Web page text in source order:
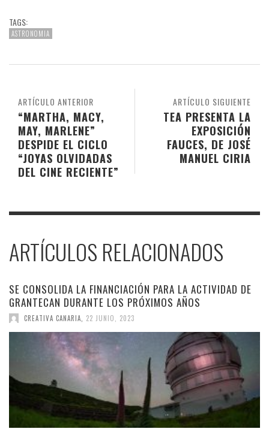
TAGS:
ASTRONOMIA
ARTÍCULO SIGUIENTE
TEA PRESENTA LA
EXPOSICIÓN
FAUCES, DE JOSÉ
MANUEL CIRIA
ARTÍCULO ANTERIOR
“MARTHA, MACY,
MAY, MARLENE”
DESPIDE EL CICLO
“JOYAS OLVIDADAS
DEL CINE RECIENTE”
ARTÍCULOS RELACIONADOS
SE CONSOLIDA LA FINANCIACIÓN PARA LA ACTIVIDAD DE
GRANTECAN DURANTE LOS PRÓXIMOS AÑOS
CREATIVA CANARIA 22 JUNIO, 2023